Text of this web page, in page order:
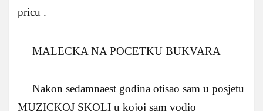
pricu .
MALECKA NA POCETKU BUKVARA
——————
Nakon sedamnaest godina otisao sam u posjetu
MUZICKOJ SKOLI u kojoj sam vodio